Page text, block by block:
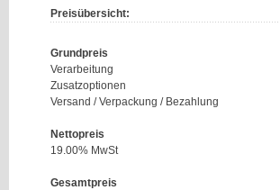
Preisübersicht:
Grundpreis
Verarbeitung
Zusatzoptionen
Versand / Verpackung / Bezahlung
Nettopreis
19.00% MwSt
Gesamtpreis